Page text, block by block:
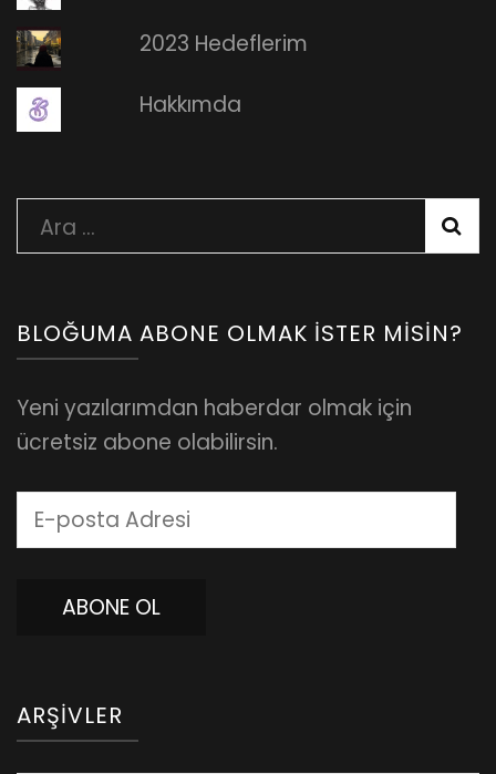
2023 Hedeflerim
Hakkımda
Arama:
BLOĞUMA ABONE OLMAK İSTER MISIN?
Yeni yazılarımdan haberdar olmak için
ücretsiz abone olabilirsin.
E-
posta
ABONE OL
ARŞIVLER